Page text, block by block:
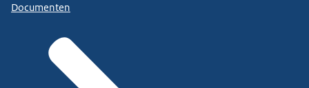
Documenten